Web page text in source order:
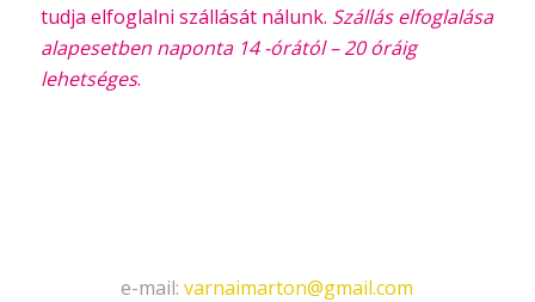
tudja elfoglalni szállását nálunk. Szállás elfoglalása
alapesetben naponta 14 -órától – 20 óráig
lehetséges.
e-mail:varnaimarton@gmail.com